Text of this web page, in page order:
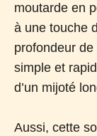
moutarde en
à une touche
profondeur
simple et
d’un mijoté
Aussi, cette